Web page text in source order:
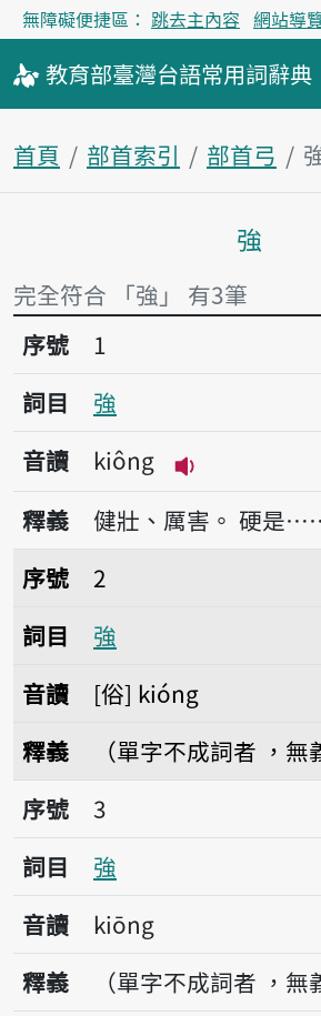
無障礙便捷區： 跳去主內容 網站導
教育部臺灣台語常用詞辭典
首頁 部首索引 部首弓
主內容
強
完全符合 「強」 有3筆
序號1強
序號
1
詞目
強
音讀
kiông
播放音讀
釋義 健壯、厲害。 硬是
序號2強
序號
2
詞目
強
音讀
俗 kióng
釋義
（單字不成詞者 ，無
序號3強
序號
3
詞目
強
音讀
kiōng
釋義
（單字不成詞者 ，無